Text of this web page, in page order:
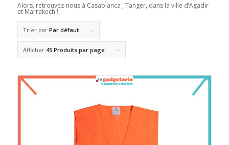
Alors, retrouvez-nous à Casablanca ; Tanger, dans la ville d’Agadir
et Marrakech !
Trier par Par défaut
Afficher 45 Produits par page